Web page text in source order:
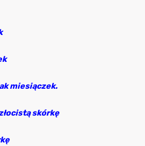
miesiączek.
skórkę